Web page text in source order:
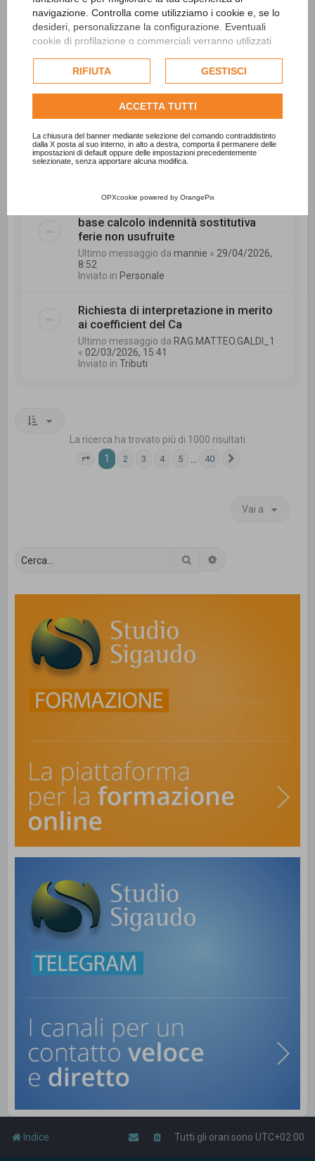
navigazione. Controlla come utilizziamo i cookie e, se lo
desideri, personalizzane la configurazione. Eventuali
cookie di profilazione o commerciali verranno utilizzati
dell'utente e, se consentito, potrebbero essere utilizzati
per personalizzare gli annunci pubblicitari. Per ulteriori
informazioni su come Google utilizza i dati raccolti,
politica sulla privacy di Google
Consulta l'informativa cookie completa.
RIFIUTA GESTISCI
ACCETTA TUTTI
La chiusura del banner mediante selezione del comando contraddistinto
dalla X posta al suo interno, in alto a destra, comporta il permanere delle
impostazioni di default oppure delle impostazioni precedentemente
selezionate, senza apportare alcuna modifica.
OPXcookie powered by OrangePix
Ultimo messaggio daCCC«15/05/2026, 9:11
Inviato inPersonale
La digitalizzazione negli enti locali sta
davvero aiutando?
Ultimo messaggio dasonal2789«
08/05/2026, 7:52
INPS - Richiesta di interessi di rivalsa.
Ultimo messaggio datrombetta
base calcolo indennità sostitutiva
ferie non usufruite
Ultimo messaggio damannie « 29/04/2026,
8:52
Inviato in Personale
Richiesta di interpretazione in merito
ai coefficient del Ca
Ultimo messaggio da RAG.MATTEO.GALDI_1
« 02/03/2026, 15:41
Inviato inTributi
La ricerca ha trovato più di 1000 risultati
Pagina 1di 40
1 2 3 4 5 40
Vai a
Cerca
Indice Tutti gli orari sono UTC+02:00